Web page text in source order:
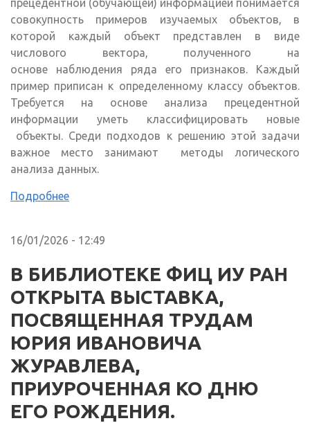
прецедентной (обучающей) информацией понимается
совокупность примеров изучаемых объектов, в
которой каждый объект представлен в виде
числового вектора, полученного на
основе наблюдения ряда его признаков. Каждый
пример приписан к определенному классу объектов.
Требуется на основе анализа прецедентной
информации уметь классифицировать новые
объекты. Среди подходов к решению этой задачи
важное место занимают методы логического
анализа данных.
Подробнее
16/01/2026 - 12:49
В БИБЛИОТЕКЕ ФИЦ ИУ РАН
ОТКРЫТА ВЫСТАВКА,
ПОСВЯЩЕННАЯ ТРУДАМ
ЮРИЯ ИВАНОВИЧА
ЖУРАВЛЕВА,
ПРИУРОЧЕННАЯ КО ДНЮ
ЕГО РОЖДЕНИЯ.